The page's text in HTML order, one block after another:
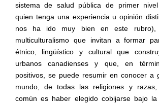
sistema de salud pública de primer
quien tenga una experiencia u opinión
nos ha ido muy bien en este rubro),
multiculturalismo que invitan a formar
étnico, lingüístico y cultural que
urbanos canadienses y que, en
positivos, se puede resumir en conocer a
mundo, de todas las religiones y
común es haber elegido cobijarse bajo